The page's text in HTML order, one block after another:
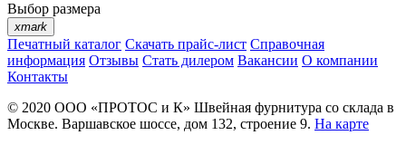
Выбор размера
xmark
Печатный каталог Скачать прайс-лист Справочная
информация Отзывы Стать дилером Вакансии О компании
Контакты
© 2020 ООО «ПРОТОС и К» Швейная фурнитура со склада в
Москве. Варшавское шоссе, дом 132, строение 9. На карте